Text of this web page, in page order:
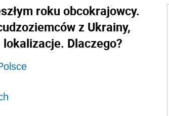
roku obcokrajowcy.
z Ukrainy,
Dlaczego?